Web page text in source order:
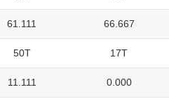
61.111 66.667
50T 17T
11.111 0.000